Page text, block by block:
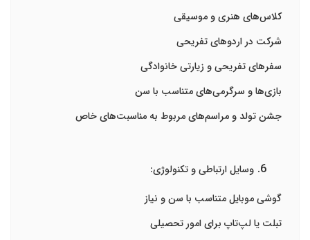
کلاس‌های هنری و موسیقی
شرکت در اردوهای تفریحی
سفرهای تفریحی و زیارتی خانوادگی
بازی‌ها و سرگرمی‌های متناسب با سن
جشن تولد و مراسم‌های مربوط به مناسبت‌های خاص
وسایل ارتباطی و تکنولوژی:
گوشی موبایل متناسب با سن و نیاز
تبلت یا لپ‌تاپ برای امور تحصیلی